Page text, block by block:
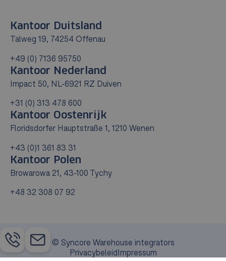
Kantoor Duitsland
Talweg 19, 74254 Offenau
+49 (0) 7136 95750
Kantoor Nederland
Impact 50, NL-6921 RZ Duiven
+31 (0) 313 478 600
Kantoor Oostenrijk
Floridsdorfer Hauptstraße 1, 1210 Wenen
+43 (0)1 361 83 31
Kantoor Polen
Browarowa 21, 43-100 Tychy
+48 32 308 07 92
© Syncore Warehouse integrators
PrivacybeleidImpressum